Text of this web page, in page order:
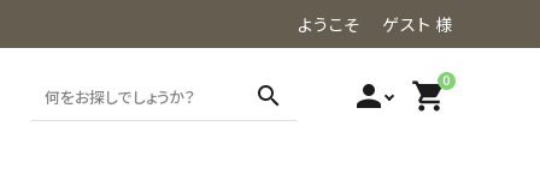
ようこそ ゲスト 様
search person 0
shopping_cart